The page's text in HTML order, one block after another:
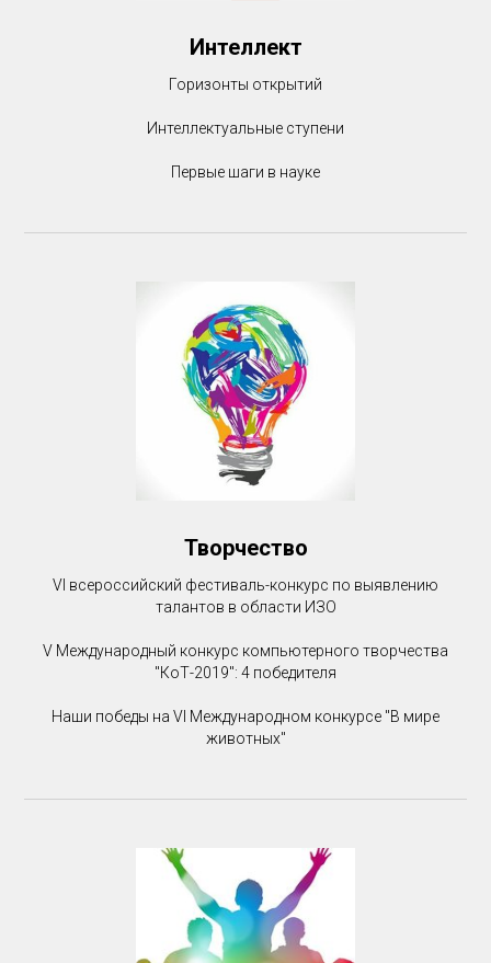
Интеллект
Горизонты открытий
Интеллектуальные ступени
Первые шаги в науке
Творчество
VI всероссийский фестиваль-конкурс по выявлению
талантов в области ИЗО
V Международный конкурс компьютерного творчества
"КоТ-2019": 4 победителя
Наши победы на VI Международном конкурсе "В мире
животных"